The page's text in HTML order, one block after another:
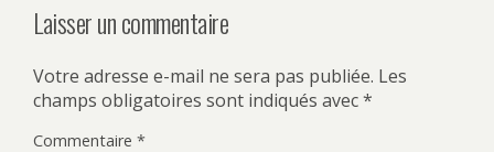
Laisser un commentaire
Votre adresse e-mail ne sera pas publiée. Les
champs obligatoires sont indiqués avec*
Commentaire *